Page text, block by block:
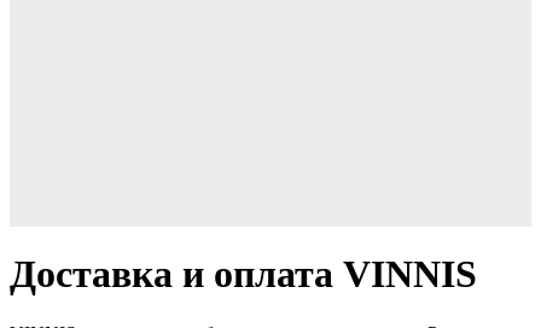
Доставка и оплата VINNIS